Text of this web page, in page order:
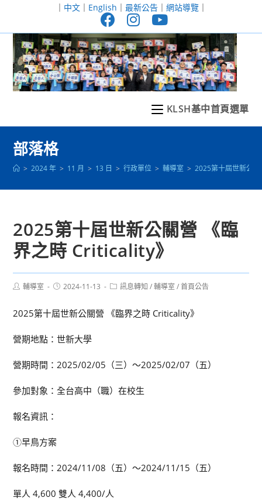
至
｜ 中文｜ English ｜ 最新公告｜ 網站導覽｜
KLSH基中首頁選單
部落格
> 2024 年 > 11 月 > 13 日 > 行政單位 > 輔導室 > 2025第十屆世新公
2025第十屆世新公關營 《臨
界之時 Criticality》
Post輔導室
Post2024-11-13
Post訊息轉知 / 輔導室 / 首頁公告
2025第十屆世新公關營 《臨界之時 Criticality》
營期地點：世新大學
營期時間：2025/02/05（三）～2025/02/07（五）
參加對象：全台高中（職）在校生
報名資訊：
①早鳥方案
報名時間：2024/11/08（五）～2024/11/15（五）
單人 4,600 雙人 4,400/人